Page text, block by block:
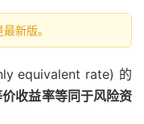
新版。
equivalent rate) 的
收益率等同于风险资